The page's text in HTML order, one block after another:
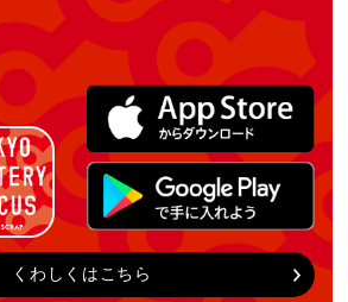
くわしくはこちら